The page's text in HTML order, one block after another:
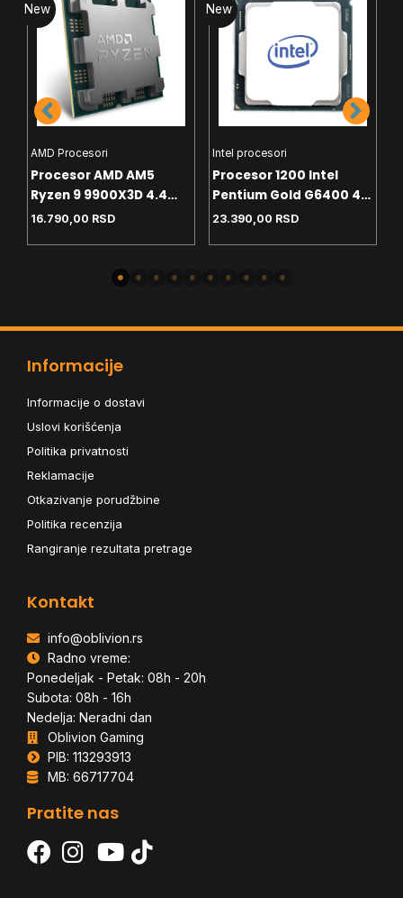
New
AMD Procesori
Procesor AMD AM5
Ryzen 9 9900X3D 4.4
GHz Tray
16.790,00 RSD
New
Intel procesori
Procesor 1200 Intel
Pentium Gold G6400 4.0
GHz Tray
23.390,00 RSD
Informacije
Informacije o dostavi
Uslovi korišćenja
Politika privatnosti
Reklamacije
Otkazivanje porudžbine
Politika recenzija
Rangiranje rezultata pretrage
Kontakt
info@oblivion.rs
Radno vreme:
Ponedeljak - Petak: 08h - 20h
Subota: 08h - 16h
Nedelja: Neradni dan
Oblivion Gaming
PIB: 113293913
MB: 66717704
Pratite nas